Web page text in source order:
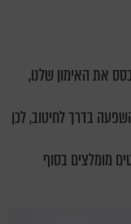
את האימון שלנו,
כי לתזונה שלנו יש 70 אחוז השפעה בדרך לחיטוב, לכן
מומלצים בסוף